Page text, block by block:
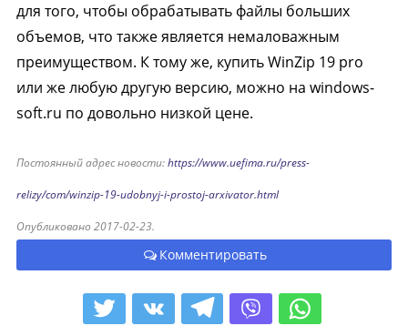
для того, чтобы обрабатывать файлы больших
объемов, что также является немаловажным
преимуществом. К тому же, купить WinZip 19 pro
или же любую другую версию, можно на windows-
soft.ru по довольно низкой цене.
Постоянный адрес новости:https://www.uefima.ru/press-
relizy/com/winzip-19-udobnyj-i-prostoj-arxivator.html
Опубликовано 2017-02-23.
Комментировать